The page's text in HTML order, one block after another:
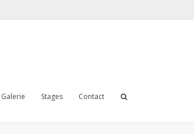
Galerie Stages Contact